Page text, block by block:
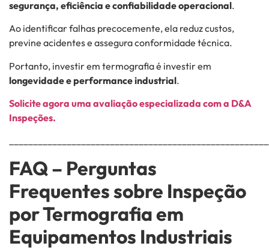
segurança, eficiência e confiabilidade operacional.
Ao identificar falhas precocemente, ela reduz custos,
previne acidentes e assegura conformidade técnica.
Portanto, investir em termografia é investir em
longevidade e performance industrial.
Solicite agora uma avaliação especializada com a D&A
Inspeções.
FAQ – Perguntas
Frequentes sobre Inspeção
por Termografia em
Equipamentos Industriais